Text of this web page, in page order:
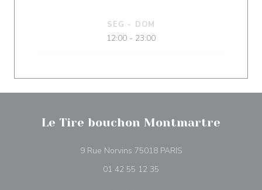
SEG - DOM
12:00 - 23:00
Le Tire bouchon Montmartre
9 Rue Norvins 75018 PARIS((abre numa nova
01 42 55 12 35